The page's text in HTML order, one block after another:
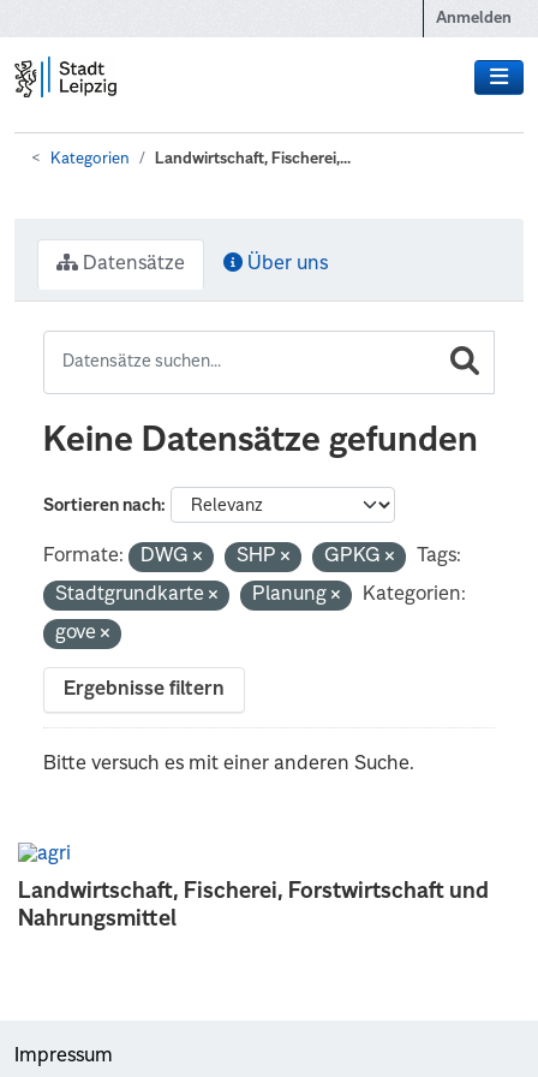
Anmelden
Kategorien Landwirtschaft, Fischerei,...
Landwirtschaft, Fischerei, Forstwirtschaft und
Nahrungsmittel
Datensätze Über uns
Keine Datensätze gefunden
Sortieren nach
Formate: DWG SHP GPKG
Tags:
Stadtgrundkarte
Planung
Kategorien:
gove
Ergebnisse filtern
Bitte versuch es mit einer anderen Suche.
Impressum